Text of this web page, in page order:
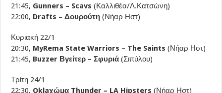
21:45, Gunners – Scavs(Καλλιθέα/Λ.Κατσώνη)
22:00, Drafts – Δουρούτη (Νήαρ Ηστ)
Κυριακή 22/1
20:30, MyRema State Warriors – The Saints(Νήαρ Ηστ)
21:45, Buzzer Βγείτερ – Σφυριά (Σιπύλου)
Τρίτη 24/1
22:30, Oklaχώμα Thunder – LA Hipsters (Νήαρ Ηστ)